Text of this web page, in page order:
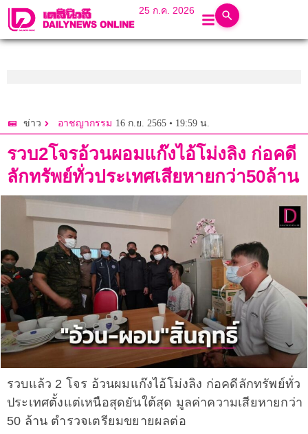
25 ก.ค. 2026
ข่าว อาชญากรรม 16 ก.ย. 2565 • 19:59 น.
รวบ2โจรอ้วนผอมแก๊งไอ้โม่งลิง ก่อคดี
ลักทรัพย์ทั่วประเทศเสียหายกว่า50ล้าน
รวบแล้ว 2 โจร อ้วนผมแก๊งไอ้โม่งลิง ก่อคดีลักทรัพย์ทั่ว
ประเทศตั้งแต่เหนือสุดยันใต้สุด มูลค่าความเสียหายกว่า
50 ล้าน ตำรวจเตรียมขยายผลต่อ